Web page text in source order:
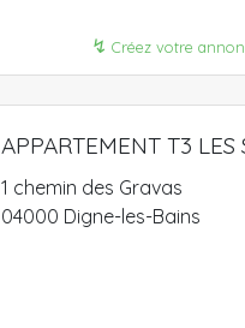
↯ Créez votre
APPARTEMENT T3 LES
1 chemin des Gravas
04000 Digne-les-Bains